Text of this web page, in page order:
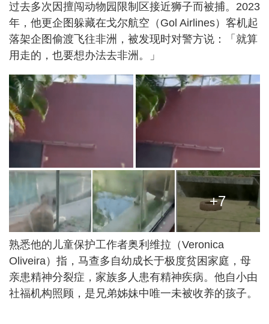
过去多次因擅闯动物园限制区接近狮子而被捕。2023
年，他更企图躲藏在戈尔航空（Gol Airlines）客机起
落架企图偷渡飞往非洲，被发现时对警方说：「就算
用走的，也要想办法去非洲。」
+7
熟悉他的儿童保护工作者奥利维拉（Veronica
Oliveira）指，马查多自幼成长于极度贫困家庭，母
亲患精神分裂症，家族多人患有精神疾病。他自小由
社福机构照顾，是兄弟姊妹中唯一未被收养的孩子。